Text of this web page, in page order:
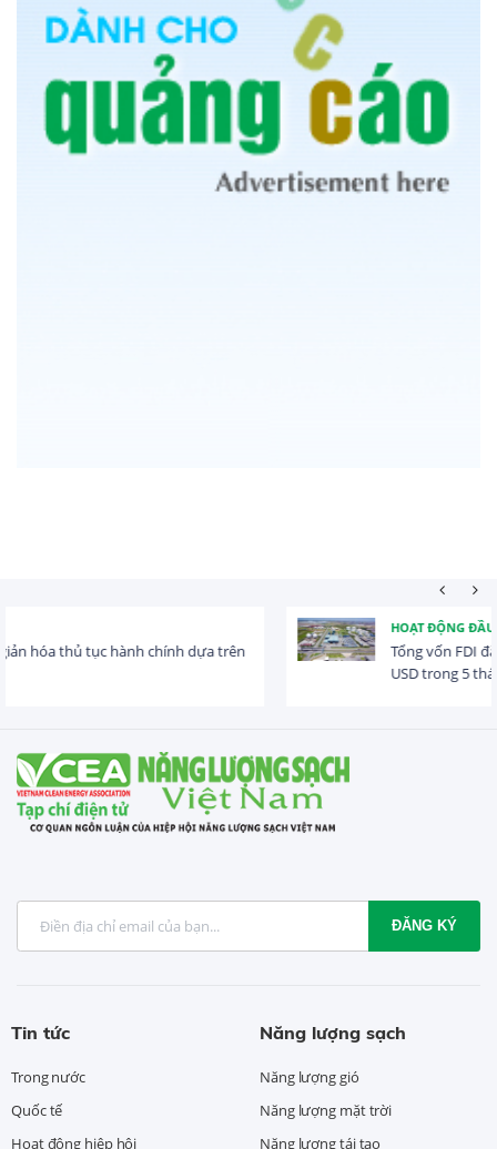
Tổng vốn FDI đăng ký vào Việt Nam đạt gần 25 tỷ
ĐĂNG KÝ
Tin tức
Trong nước
Quốc tế
Hoạt động hiệp hội
Năng lượng sạch
Năng lượng gió
Năng lượng mặt trời
Năng lượng tái tạo